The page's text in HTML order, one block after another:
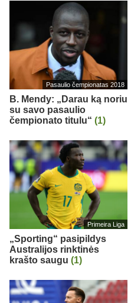
Pasaulio čempionatas 2018
B. Mendy: „Darau ką noriu
su savo pasaulio
čempionato titulu“ (1)
Primeira Liga
„Sporting“ pasipildys
Australijos rinktinės
krašto saugu (1)